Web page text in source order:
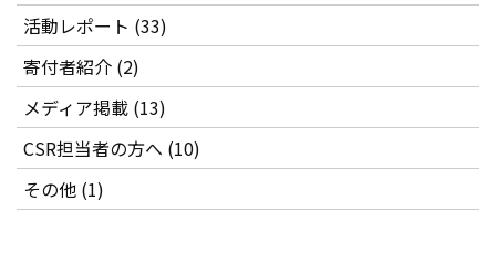
活動レポート (33)
寄付者紹介 (2)
メディア掲載 (13)
CSR担当者の方へ (10)
その他 (1)